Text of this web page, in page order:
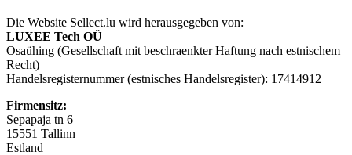
Die Website Sellect.lu wird herausgegeben von:
LUXEE Tech OÜ
Osaühing (Gesellschaft mit beschraenkter Haftung nach estnischem
Recht)
Handelsregisternummer (estnisches Handelsregister): 17414912
Firmensitz:
Sepapaja tn 6
15551 Tallinn
Estland